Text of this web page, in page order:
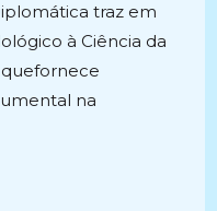
traz em
à Ciência da
na